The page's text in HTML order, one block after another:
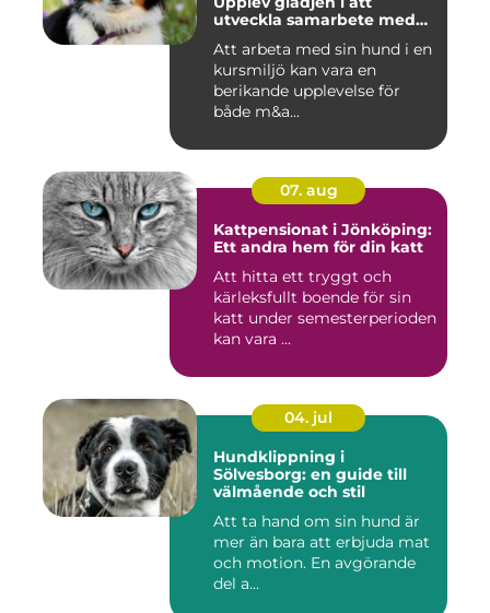
utveckla samarbete med
Att arbeta med sin hund i en
kursmiljö kan vara en
berikande upplevelse för
både m&a...
07. aug
Kattpensionat i Jönköping:
Ett andra hem för din katt
Att hitta ett tryggt och
kärleksfullt boende för sin
katt under semesterperioden
kan vara ...
04. jul
Hundklippning i
Sölvesborg: en guide till
välmående och stil
Att ta hand om sin hund är
mer än bara att erbjuda mat
och motion. En avgörande
del a...